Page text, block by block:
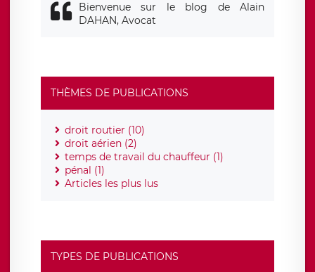
Bienvenue sur le blog de Alain
DAHAN, Avocat
THÈMES DE PUBLICATIONS
droit routier (10)
droit aérien (2)
temps de travail du chauffeur (1)
pénal (1)
Articles les plus lus
TYPES DE PUBLICATIONS